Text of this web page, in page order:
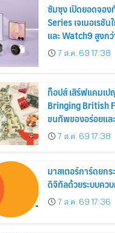
ซัมซุง เปิดยอดจอง
Series เจเนอเรชั
และ Watch9 สูงก
30%7 ส.ค. 69 17:38
ท็อปส์ เสิร์ฟแคมเ
Bringing British
ขนทัพของอร่อยแล
อาณาจักร ส่งตรงถึ
สิงหาคมนี้
7 ส.ค. 69 17:38
มาสเตอร์การ์ดยก
ดิจิทัลด้วยระบบคว
7 ส.ค. 69 17:36